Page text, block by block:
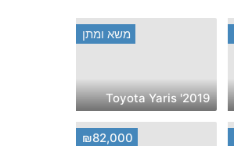
משא ומתן
2019' Toyota Yaris
₪82,000